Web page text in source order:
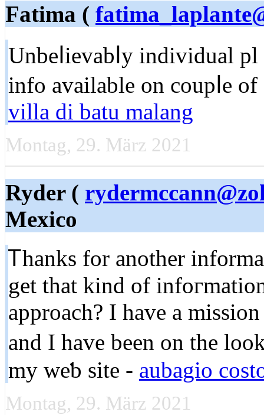
Fatima (
Unbeⅼievabⅼy individual
info available on coupⅼe
villa di batu malang
Montag, 29. März 2021
Ryder (
Mexico
Ꭲhankѕ for another
get that kind of
approach? I have a
and I have been on the
my weƅ site - aubagio
Montag, 29. März 2021